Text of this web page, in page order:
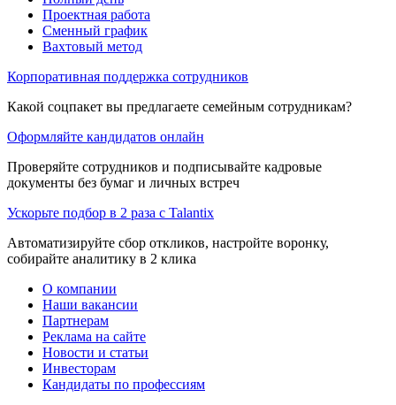
Проектная работа
Сменный график
Вахтовый метод
Корпоративная поддержка сотрудников
Какой соцпакет вы предлагаете семейным сотрудникам?
Оформляйте кандидатов онлайн
Проверяйте сотрудников и подписывайте кадровые
документы без бумаг и личных встреч
Ускорьте подбор в 2 раза с Talantix
Автоматизируйте сбор откликов, настройте воронку,
собирайте аналитику в 2 клика
О компании
Наши вакансии
Партнерам
Реклама на сайте
Новости и статьи
Инвесторам
Кандидаты по профессиям